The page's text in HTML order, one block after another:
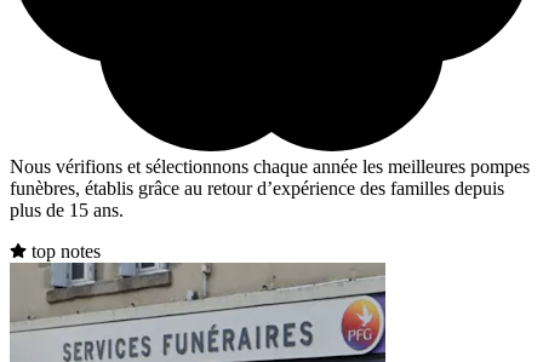
Nous vérifions et sélectionnons chaque année les meilleures pompes
funèbres, établis grâce au retour d’expérience des familles depuis
plus de 15 ans.
top notes